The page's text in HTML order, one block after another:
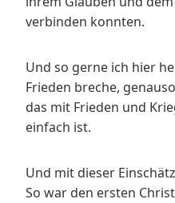
verbinden konnten.
Und so gerne ich hier
Frieden breche,
das mit Frieden und
einfach ist.
Und mit dieser
So war den ersten